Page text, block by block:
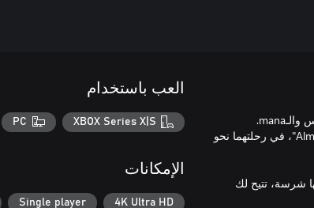
انطلق بطل اللعبة "Val" وصديقة طفولته "Hinna" التي تم تعيينها حديثًا كـ "Alm of Fire"، في رحلتهما نحو
شرسة، تتيح لك
العب باستخدام
XBOX Series X|S
PC
الإمكانات
4K Ultra HD
Single player